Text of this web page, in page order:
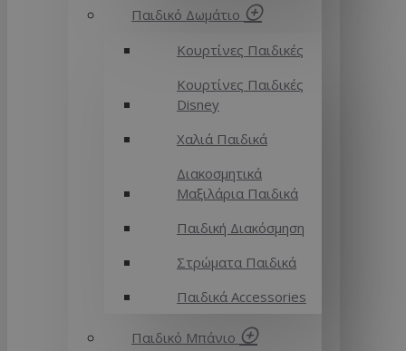
Παιδικό Δωμάτιο
Κουρτίνες Παιδικές
Κουρτίνες Παιδικές
Disney
Χαλιά Παιδικά
Διακοσμητικά
Μαξιλάρια Παιδικά
Παιδική Διακόσμηση
Στρώματα Παιδικά
Παιδικά Accessories
Παιδικό Μπάνιο